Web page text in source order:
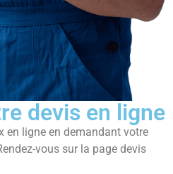
devis en ligne
en ligne en demandant votre
vous sur la page devis